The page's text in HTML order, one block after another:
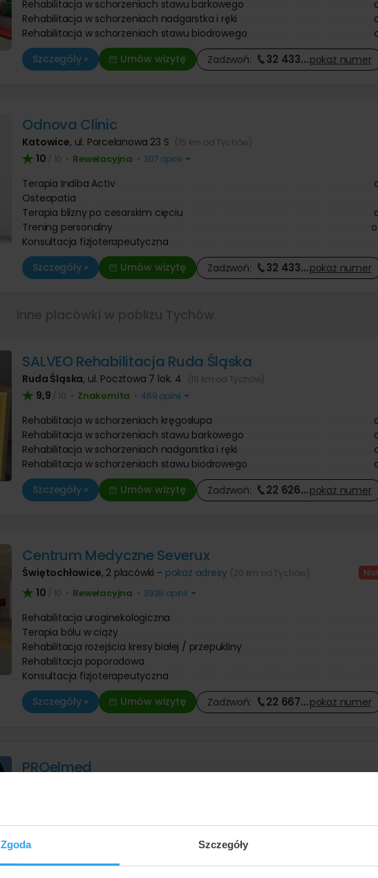
Zgoda Szczegóły
Rehabilitacja w schorzeniach stawu barkowego
Rehabilitacja w schorzeniach nadgarstka i ręki
Rehabilitacja w schorzeniach stawu biodrowego
Szczegóły »
Umów wizytę Zadzwoń: 32 433…pokaż numer
Odnova Clinic
Katowice, ul. Porcelanowa 23 S (15 km od Tychów)
10 / 10 • Rewelacyjna • 307 opinii
Terapia Indiba Activ
Osteopatia
Terapia blizny po cesarskim cięciu
Trening personalny
Konsultacja fizjoterapeutyczna
Szczegóły »
Umów wizytę Zadzwoń: 32 433…pokaż numer
SALVEO Rehabilitacja Ruda Śląska
Ruda Śląska, ul. Pocztowa 7 lok. 4 (19 km od Tychów)
9,9 / 10 • Znakomita • 469 opinii
Rehabilitacja w schorzeniach kręgosłupa
Rehabilitacja w schorzeniach stawu barkowego
Rehabilitacja w schorzeniach nadgarstka i ręki
Rehabilitacja w schorzeniach stawu biodrowego
Szczegóły »
Umów wizytę Zadzwoń: 22 626…pokaż numer
Centrum Medyczne Severux
Świętochłowice, 2 placówki - pokaż adresy (20 km od Tychów)
10 / 10 • Rewelacyjna • 3938 opinii
Rehabilitacja uroginekologiczna
Terapia bólu w ciąży
Rehabilitacja rozejścia kresy białej / przepukliny
Rehabilitacja poporodowa
Konsultacja fizjoterapeutyczna
Szczegóły »
Umów wizytę Zadzwoń: 22 667…pokaż numer
PROelmed
Rehabilitacja uroginekologiczna
Terapia manualna McKenzie
Rehabilitacja po zabiegu mastektomii